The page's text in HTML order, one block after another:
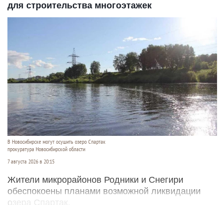
для строительства многоэтажек
В Новосибирске могут осушить озеро Спартак
прокуратура Новосибирской области
7 августа 2026 в 20:15
Жители микрорайонов Родники и Снегири
обеспокоены планами возможной ликвидации
озера Спартак.